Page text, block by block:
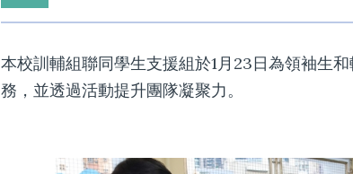
本校訓輔組聯同學生支援組於1月23日為領袖生
務，並透過活動提升團隊凝聚力。